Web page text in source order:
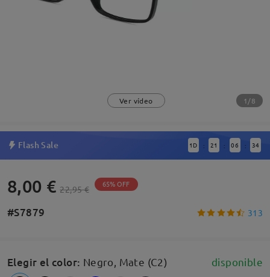
Ver vídeo 1/8
Flash Sale 1 D : 21 : 06 : 33
8,00 € 22,95 € 65% OFF
#S7879 313
Elegir el color: Negro, Mate (C2) disponible